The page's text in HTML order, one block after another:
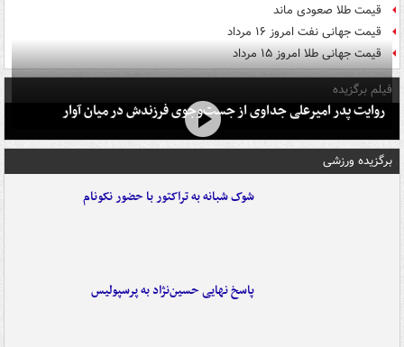
قیمت طلا صعودی ماند
قیمت جهانی نفت امروز ۱۶ مرداد
قیمت جهانی طلا امروز ۱۵ مرداد
فیلم برگزیده
روایت پدر امیرعلی جداوی از جست‌وجوی فرزندش در میان آوار
برگزیده ورزشی
شوک شبانه به تراکتور با حضور نکونام
پاسخ نهایی حسین‌نژاد به پرسپولیس